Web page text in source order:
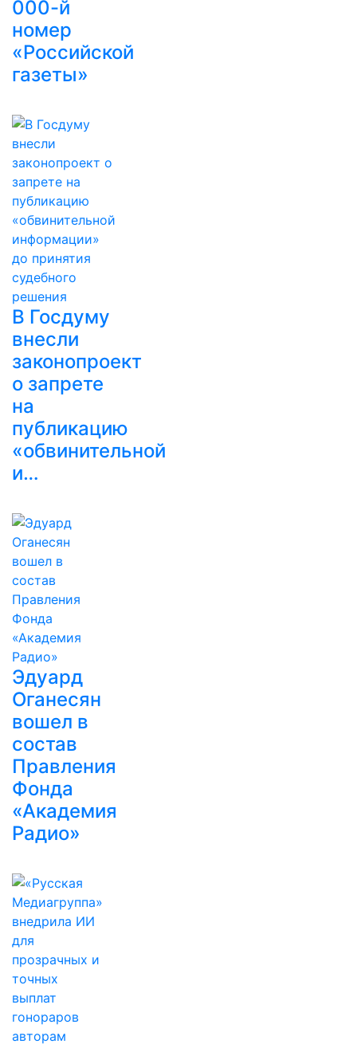
000-й
номер
«Российской
газеты»
В Госдуму
внесли
законопроект
о запрете
на
публикацию
«обвинительной
и…
Эдуард
Оганесян
вошел в
состав
Правления
Фонда
«Академия
Радио»